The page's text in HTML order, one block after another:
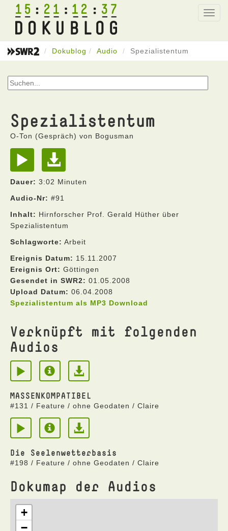
15 21 12 37
Dokublog Audio Spezialistentum
Spezialistentum
O-Ton (Gespräch) von Bogusman
Dauer: 3:02 Minuten
Audio-Nr: #91
Inhalt: Hirnforscher Prof. Gerald Hüther über
Spezialistentum
Schlagworte: Arbeit
Ereignis Datum: 15.11.2007
Ereignis Ort: Göttingen
Gesendet in SWR2: 01.05.2008
Upload Datum: 06.04.2008
Spezialistentum als MP3 Download
Verknüpft mit folgenden
Audios
MASSENKOMPATIBEL
#131 / Feature / ohne Geodaten / Claire
Die Seelenwetterbasis
#198 / Feature / ohne Geodaten / Claire
Dokumap der Audios